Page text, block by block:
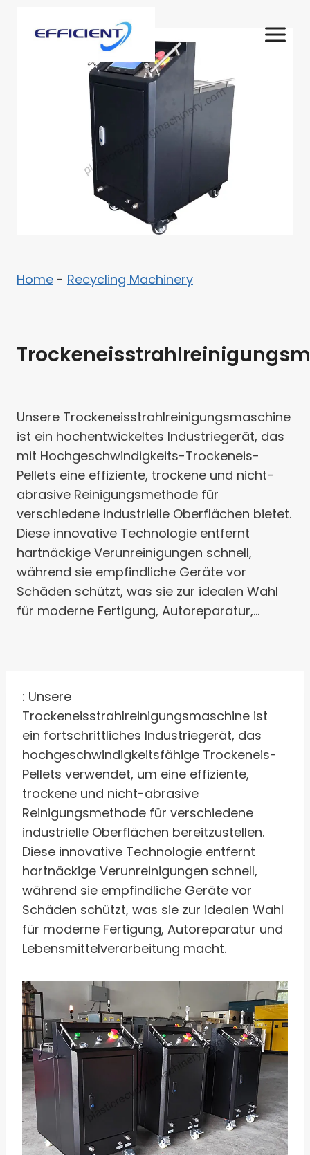
Home - Recycling Machinery
Unsere Trockeneisstrahlreinigungsmaschine
ist ein hochentwickeltes Industriegerät, das
mit Hochgeschwindigkeits-Trockeneis-
Pellets eine effiziente, trockene und nicht-
abrasive Reinigungsmethode für
verschiedene industrielle Oberflächen bietet.
Diese innovative Technologie entfernt
hartnäckige Verunreinigungen schnell,
während sie empfindliche Geräte vor
Schäden schützt, was sie zur idealen Wahl
für moderne Fertigung, Autoreparatur,…
: Unsere
Trockeneisstrahlreinigungsmaschine ist
ein fortschrittliches Industriegerät, das
hochgeschwindigkeitsfähige Trockeneis-
Pellets verwendet, um eine effiziente,
trockene und nicht-abrasive
Reinigungsmethode für verschiedene
industrielle Oberflächen bereitzustellen.
Diese innovative Technologie entfernt
hartnäckige Verunreinigungen schnell,
während sie empfindliche Geräte vor
Schäden schützt, was sie zur idealen Wahl
für moderne Fertigung, Autoreparatur und
Lebensmittelverarbeitung macht.